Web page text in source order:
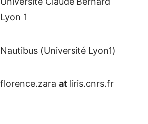
Lyon 1
Nautibus (Université Lyon1)
florence.zara at liris.cnrs.fr